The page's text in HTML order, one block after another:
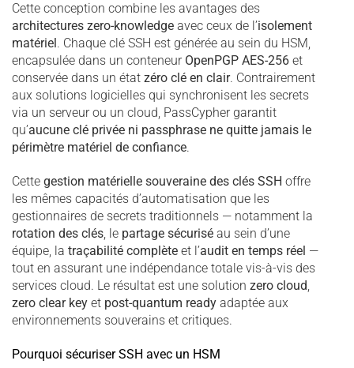
Cette conception combine les avantages des
architectures zero-knowledge avec ceux de l’isolement
matériel . Chaque clé SSH est générée au sein du HSM,
encapsulée dans un conteneur OpenPGP AES-256 et
conservée dans un état zéro clé en clair. Contrairement
aux solutions logicielles qui synchronisent les secrets
via un serveur ou un cloud, PassCypher garantit
qu’aucune clé privée ni passphrase ne quitte jamais le
périmètre matériel de confiance.
Cette gestion matérielle souveraine des clés SSH offre
les mêmes capacités d’automatisation que les
gestionnaires de secrets traditionnels — notamment la
rotation des clés, le partage sécurisé au sein d’une
équipe, la traçabilité complète et l’audit en temps réel —
tout en assurant une indépendance totale vis-à-vis des
services cloud. Le résultat est une solution zero cloud,
zero clear key et post-quantum ready adaptée aux
environnements souverains et critiques.
Pourquoi sécuriser SSH avec un HSM